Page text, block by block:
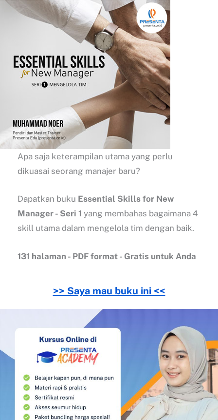
Apa saja keterampilan utama yang perlu
dikuasai seorang manajer baru?
Dapatkan buku Essential Skills for New
Manager - Seri 1 yang membahas bagaimana 4
skill utama dalam mengelola tim dengan baik.
131 halaman - PDF format - Gratis untuk Anda
>> Saya mau buku ini <<